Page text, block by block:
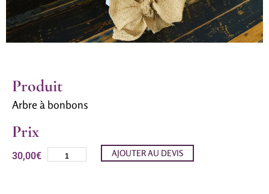
Produit
Arbre à bonbons
Prix
30,00€ AJOUTER AU DEVIS